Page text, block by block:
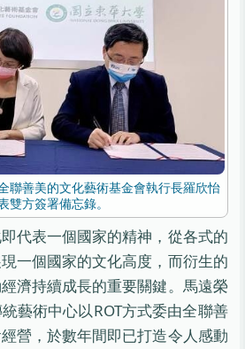
聯善美的文化藝術基金會執行長羅欣怡
雙方簽署備忘錄。
代表一個國家的精神，從各式的
一個國家的文化高度，而衍生的
濟持續成長的重要關鍵。馬遠榮
藝術中心以ROT方式委由全聯善
營，於數年間即已打造令人感動